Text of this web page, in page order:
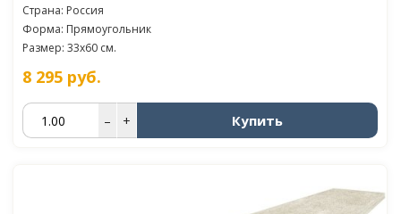
Страна: Россия
Форма: Прямоугольник
Размер: 33x60 см.
8 295 руб.
– + Купить